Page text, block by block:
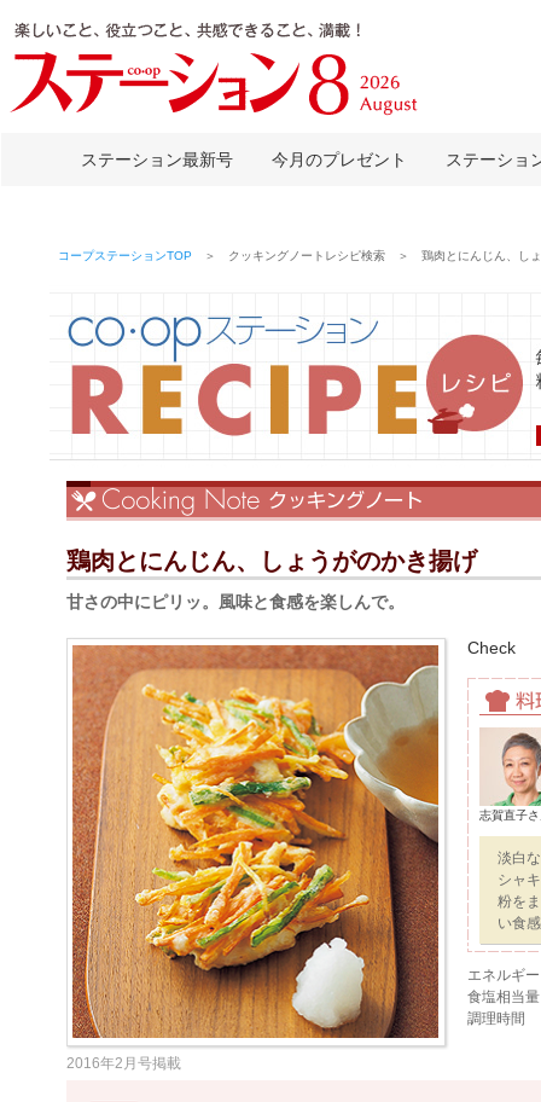
ステーション最新号 今月のプレゼント ステーショ
コープステーションTOP ＞ クッキングノートレシピ検索 ＞ 鶏肉とにんじん、しょ
鶏肉とにんじん、しょうがのかき揚げ
甘さの中にピリッ。風味と食感を楽しんで。
2016年2月号掲載
Check
志賀直子
淡白
シャ
粉を
い食
エネルギー
食塩相当量
調理時間